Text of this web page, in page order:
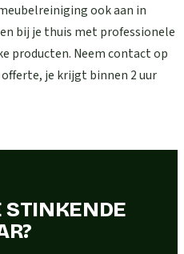
ook aan in
bij je thuis met professionele
producten. Neem contact op
je krijgt binnen 2 uur
STINKENDE